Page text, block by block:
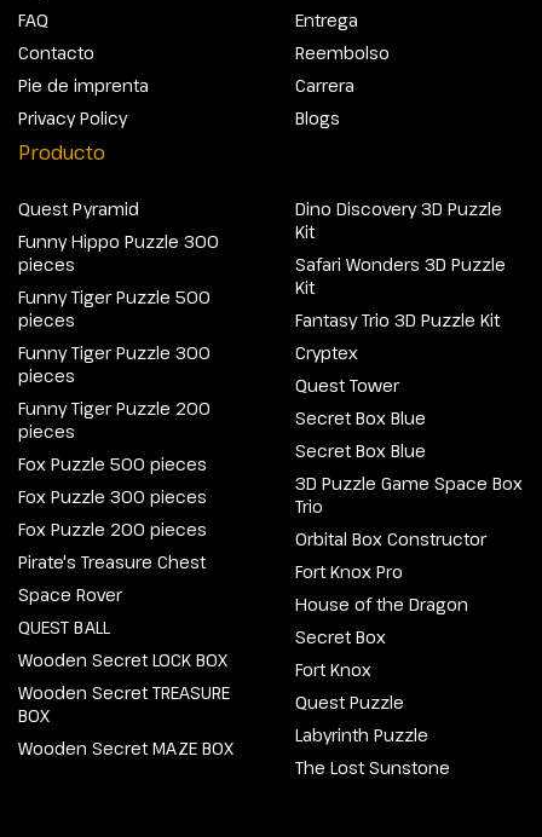
FAQ
Contacto
Pie de imprenta
Privacy Policy
Entrega
Reembolso
Carrera
Blogs
Producto
Quest Pyramid
Funny Hippo Puzzle 300
pieces
Funny Tiger Puzzle 500
pieces
Funny Tiger Puzzle 300
pieces
Funny Tiger Puzzle 200
pieces
Fox Puzzle 500 pieces
Fox Puzzle 300 pieces
Fox Puzzle 200 pieces
Pirate's Treasure Chest
Space Rover
QUEST BALL
Wooden Secret LOCK BOX
Wooden Secret TREASURE
BOX
Wooden Secret MAZE BOX
Dino Discovery 3D Puzzle
Kit
Safari Wonders 3D Puzzle
Kit
Fantasy Trio 3D Puzzle Kit
Cryptex
Quest Tower
Secret Box Blue
Secret Box Blue
3D Puzzle Game Space Box
Trio
Orbital Box Constructor
Fort Knox Pro
House of the Dragon
Secret Box
Fort Knox
Quest Puzzle
Labyrinth Puzzle
The Lost Sunstone